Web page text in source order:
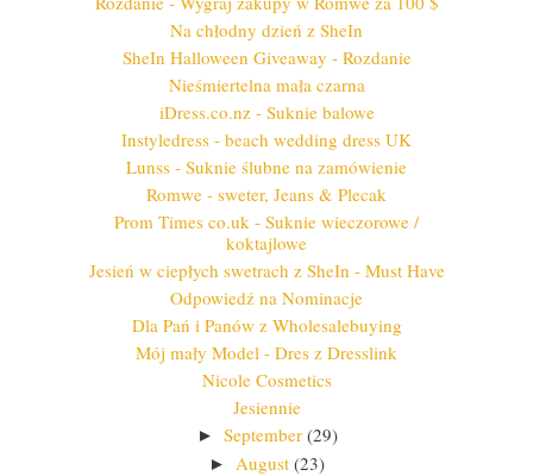
Na chłodny dzień z SheIn
SheIn Halloween Giveaway - Rozdanie
Nieśmiertelna mała czarna
iDress.co.nz - Suknie balowe
Instyledress - beach wedding dress UK
Lunss - Suknie ślubne na zamówienie
Romwe - sweter, Jeans & Plecak
Prom Times co.uk - Suknie wieczorowe /
koktajlowe
Jesień w ciepłych swetrach z SheIn - Must Have
Odpowiedź na Nominacje
Dla Pań i Panów z Wholesalebuying
Mój mały Model - Dres z Dresslink
Nicole Cosmetics
Jesiennie
► September (29)
► August (23)